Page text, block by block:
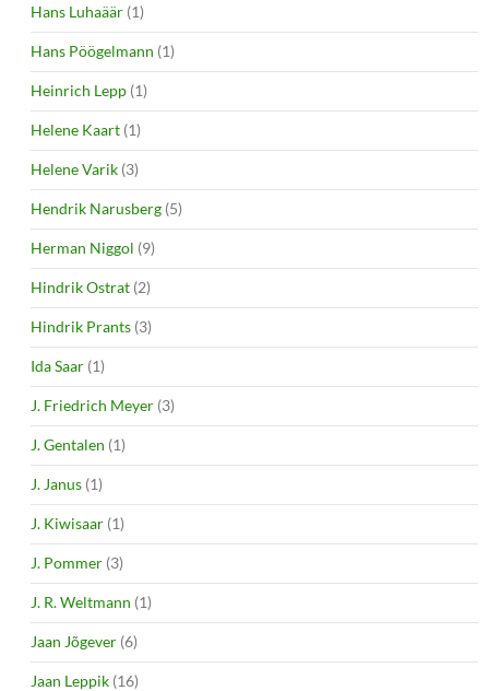
Hans Luhaäär (1)
Hans Pöögelmann (1)
Heinrich Lepp (1)
Helene Kaart (1)
Helene Varik (3)
Hendrik Narusberg (5)
Herman Niggol (9)
Hindrik Ostrat (2)
Hindrik Prants (3)
Ida Saar (1)
J. Friedrich Meyer (3)
J. Gentalen (1)
J. Janus (1)
J. Kiwisaar (1)
J. Pommer (3)
J. R. Weltmann (1)
Jaan Jõgever (6)
Jaan Leppik (16)